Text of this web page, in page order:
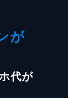
が
代が